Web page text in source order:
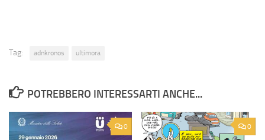
Tag: adnkronos ultimora
POTREBBERO INTERESSARTI ANCHE...
0 0